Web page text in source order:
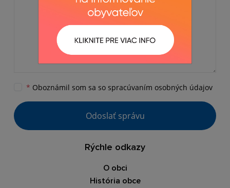
* Oboznámil som sa so spracúvaním osobných údajov
Odoslať správu
Rýchle odkazy
O obci
História obce